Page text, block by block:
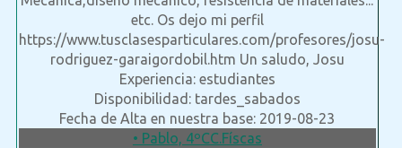
etc. Os dejo mi perfil
https://www.tusclasesparticulares.com/profesores/josu-
rodriguez-garaigordobil.htm Un saludo, Josu
Experiencia: estudiantes
Disponibilidad: tardes_sabados
Fecha de Alta en nuestra base: 2019-08-23
• Pablo, 4ºCC.Físcas